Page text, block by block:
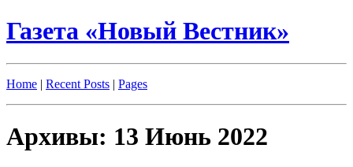
Газета «Новый Вестник»
Home | Recent Posts | Pages
Архивы: 13 Июнь 2022